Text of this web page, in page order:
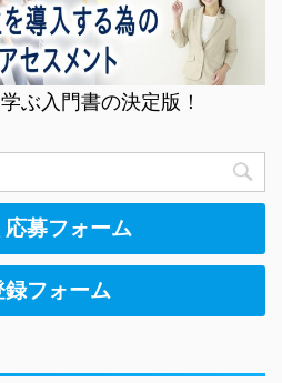
ぶ入門書の決定版！
募フォーム
録フォーム